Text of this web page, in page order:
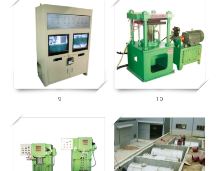
5733
9
6014
10
5931 5993